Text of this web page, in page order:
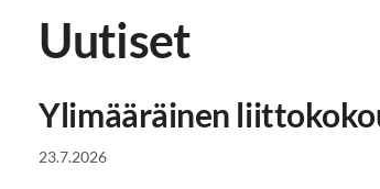
Uutiset
Ylimääräinen
23.7.2026